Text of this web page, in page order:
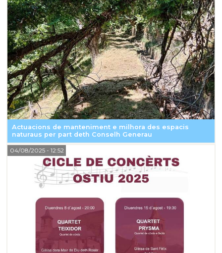
Actuacions de manteniment e milhora des espacis
naturaus per part deth Conselh Generau
04/08/2025- 12:52